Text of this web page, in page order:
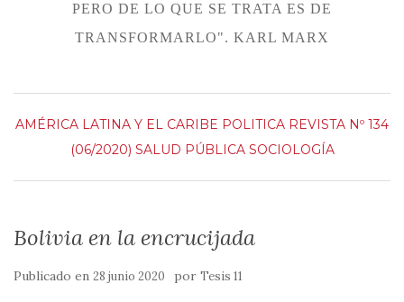
PERO DE LO QUE SE TRATA ES DE
TRANSFORMARLO". KARL MARX
AMÉRICA LATINA Y EL CARIBE POLITICA REVISTA Nº 134
(06/2020) SALUD PÚBLICA SOCIOLOGÍA
Bolivia en la encrucijada
Publicado en 28 junio 2020 por Tesis 11